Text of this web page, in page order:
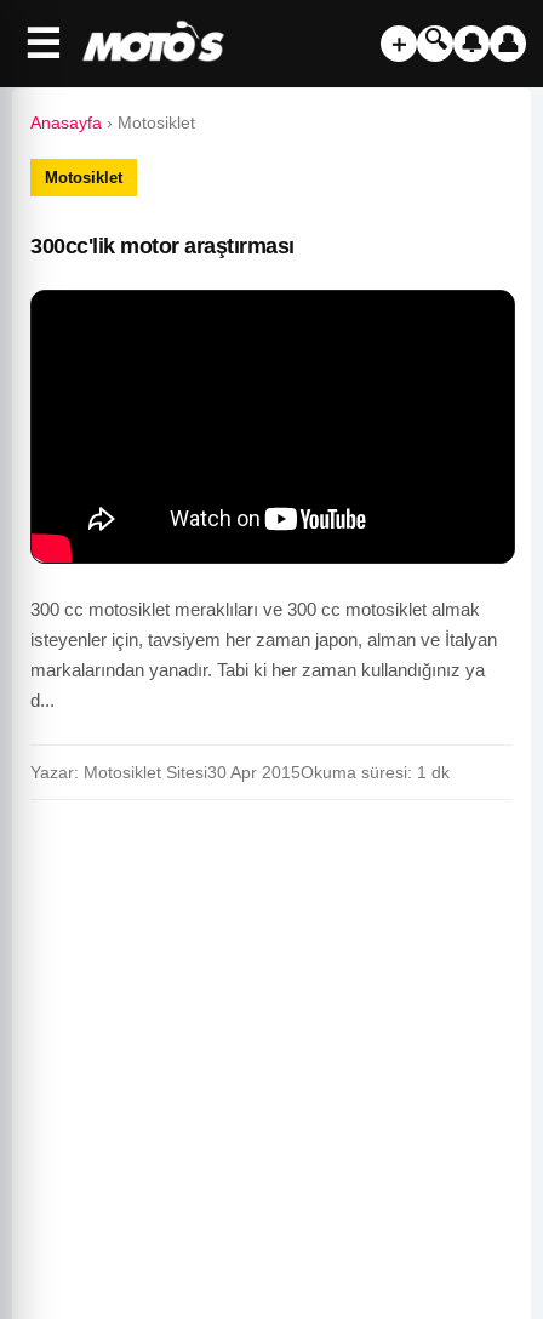
☰ ＋ 🔍 🔔 👤
Anasayfa › Motosiklet
Motosiklet
300cc'lik motor araştırması
300 cc motosiklet meraklıları ve 300 cc motosiklet almak
isteyenler için, tavsiyem her zaman japon, alman ve İtalyan
markalarından yanadır. Tabi ki her zaman kullandığınız ya
d...
Yazar: Motosiklet Sitesi30 Apr 2015Okuma süresi: 1 dk